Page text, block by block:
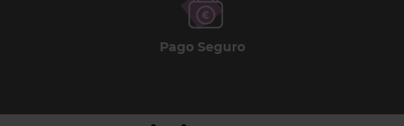
Pago Seguro